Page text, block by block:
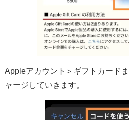
Appleアカウント＞ギフトカード
ャージしていきます。